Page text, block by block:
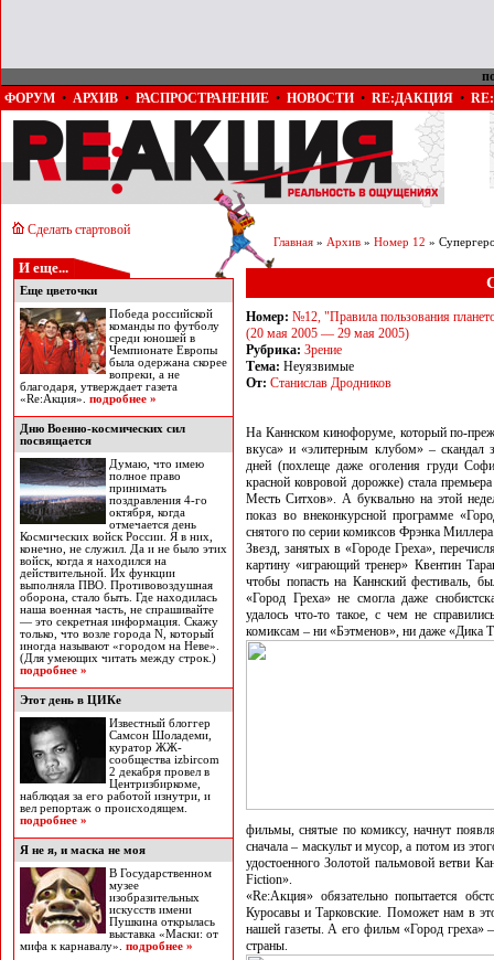
ФОРУМ • АРХИВ • РАСПРОСТРАНЕНИЕ • НОВОСТИ • RE:ДАКЦИЯ •
Сделать стартовой
И еще...
Еще цветочки
Победа российской
команды по футболу
среди юношей в
Чемпионате Европы
была одержана скорее
вопреки, а не
благодаря, утверждает газета
«Rе:Акция». подробнее »
Дню Военно-космических сил
посвящается
Думаю, что имею
полное право
принимать
поздравления 4-го
октября, когда
отмечается день
Космических войск России. Я в них,
конечно, не служил. Да и не было этих
войск, когда я находился на
действительной. Их функции
выполняла ПВО. Противовоздушная
оборона, стало быть. Где находилась
наша военная часть, не спрашивайте
— это секретная информация. Скажу
только, что возле города N, который
иногда называют «городом на Неве».
(Для умеющих читать между строк.)
подробнее »
Этот день в ЦИКе
Известный блоггер
Самсон Шоладеми,
куратор ЖЖ-
сообщества izbircom
2 декабря провел в
Центризбиркоме,
наблюдая за его работой изнутри, и
вел репортаж о происходящем.
подробнее »
Я не я, и маска не моя
В Государственном
музее
изобразительных
искусств имени
Пушкина открылась
выставка «Маски: от
мифа к карнавалу». подробнее »
Главная » Архив » Номер 12 »
Номер: №12, "Правила пользования
(20 мая 2005 — 29 мая 2005)
Рубрика: Зрение
Тема: Неуязвимые
От: Станислав Дродников
На Каннском кинофоруме, который по-
вкуса» и «элитерным клубом» –
дней (похлеще даже оголения груди
красной ковровой дорожке) стала
Месть Ситхов». А буквально на этой
показ во внеконкурсной программе
снятого по серии комиксов Фрэнка
Звезд, занятых в «Городе Греха»,
картину «играющий тренер» Квентин
чтобы попасть на Каннский фестиваль,
«Город Греха» не смогла даже
удалось что-то такое, с чем не
комиксам – ни «Бэтменов», ни даже «Дика
фильмы, снятые по комиксу, начнут
сначала – маскульт и мусор, а потом из
удостоенного Золотой пальмовой ветви
Fiction».
«Rе:Акция» обязательно попытается
Куросавы и Тарковские. Поможет нам в
нашей газеты. А его фильм «Город греха»
страны.